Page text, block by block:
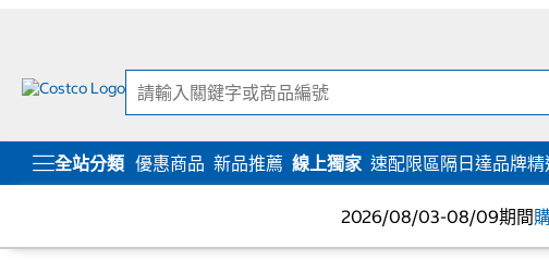
全站分類 優惠商品 新品推薦 線上獨家 速配限區隔日達品牌精
2026/08/03-08/09期間